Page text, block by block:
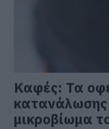
Καφές: Τα
κατανάλωσης
μικροβίωμα